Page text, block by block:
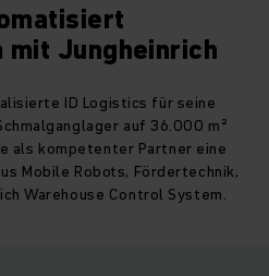
Jungheinrich
ID Logistics für seine
auf 36.000 m²
als kompetenter Partner eine
Mobile Robots, Fördertechnik,
Warehouse Control System.